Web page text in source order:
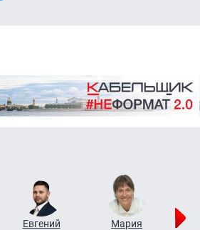
Евгений
Мария